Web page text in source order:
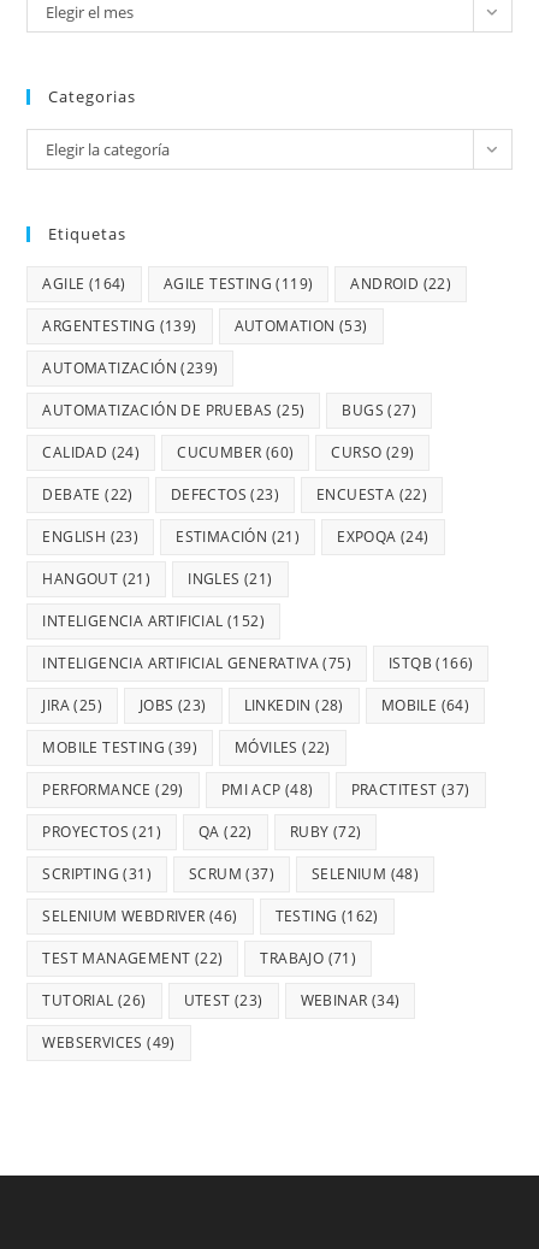
Elegir el mes
Categorias
Elegir la categoría
Etiquetas
AGILE (164) AGILE TESTING (119) ANDROID (22)
ARGENTESTING (139) AUTOMATION (53)
AUTOMATIZACIÓN (239)
AUTOMATIZACIÓN DE PRUEBAS (25) BUGS (27)
CALIDAD (24) CUCUMBER (60) CURSO (29)
DEBATE (22) DEFECTOS (23) ENCUESTA (22)
ENGLISH (23) ESTIMACIÓN (21) EXPOQA (24)
HANGOUT (21) INGLES (21)
INTELIGENCIA ARTIFICIAL (152)
INTELIGENCIA ARTIFICIAL GENERATIVA(75) ISTQB (166)
JIRA(25) JOBS (23) LINKEDIN (28) MOBILE (64)
MOBILE TESTING (39) MÓVILES (22)
PERFORMANCE (29) PMI ACP (48) PRACTITEST (37)
PROYECTOS (21) QA (22) RUBY (72)
SCRIPTING (31) SCRUM (37) SELENIUM (48)
SELENIUM WEBDRIVER (46) TESTING (162)
TEST MANAGEMENT (22) TRABAJO (71)
TUTORIAL (26) UTEST (23) WEBINAR (34)
WEBSERVICES (49)